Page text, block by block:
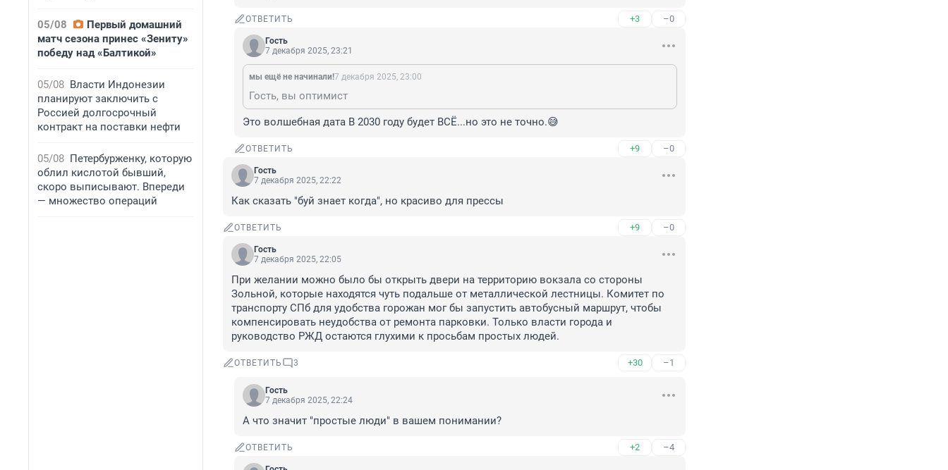
05/08
Первый домашний
матч сезона принес «Зениту»
победу над «Балтикой»
05/08 Власти Индонезии
планируют заключить с
Россией долгосрочный
контракт на поставки нефти
05/08 Петербурженку, которую
облил кислотой бывший,
скоро выписывают. Впереди
— множество операций
ОТВЕТИТЬ +3 –0
Гость
7 декабря 2025, 23:21
мы ещё не начинали!7 декабря 2025, 23:00
Гость, вы оптимист
Это волшебная дата В 2030 году будет ВСЁ...но это не точно.😅
ОТВЕТИТЬ +9 –0
Гость
7 декабря 2025, 22:22
Как сказать "буй знает когда", но красиво для прессы
ОТВЕТИТЬ +9 –0
Гость
7 декабря 2025, 22:05
При желании можно было бы открыть двери на территорию вокзала со стороны
Зольной, которые находятся чуть подальше от металлической лестницы. Комитет по
транспорту СПб для удобства горожан мог бы запустить автобусный маршрут, чтобы
компенсировать неудобства от ремонта парковки. Только власти города и
руководство РЖД остаются глухими к просьбам простых людей.
ОТВЕТИТЬ 3 +30 –1
Гость
7 декабря 2025, 22:24
А что значит "простые люди" в вашем понимании?
ОТВЕТИТЬ +2 –4